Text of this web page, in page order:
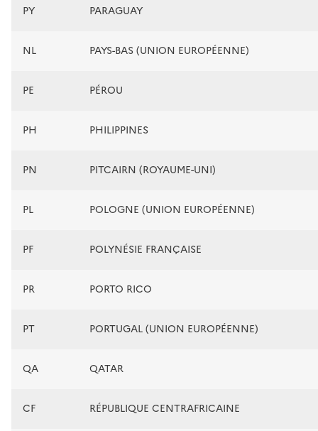
PY PARAGUAY
NL PAYS-BAS (UNION EUROPÉENNE)
PE PÉROU
PH PHILIPPINES
PN PITCAIRN (ROYAUME-UNI)
PL POLOGNE (UNION EUROPÉENNE)
PF POLYNÉSIE FRANÇAISE
PR PORTO RICO
PT PORTUGAL (UNION EUROPÉENNE)
QA QATAR
CF RÉPUBLIQUE CENTRAFRICAINE